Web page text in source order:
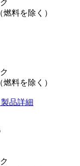
料を除く）
料を除く）
製品詳細